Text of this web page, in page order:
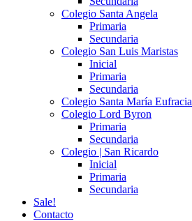
Colegio Santa Angela
Primaria
Secundaria
Colegio San Luis Maristas
Inicial
Primaria
Secundaria
Colegio Santa María Eufracia
Colegio Lord Byron
Primaria
Secundaria
Colegio | San Ricardo
Inicial
Primaria
Secundaria
Sale!
Contacto